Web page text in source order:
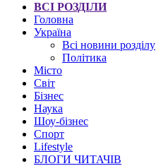
ВСІ РОЗДІЛИ
Головна
Україна
Всі новини розділу
Політика
Місто
Світ
Бізнес
Наука
Шоу-бізнес
Спорт
Lifestyle
БЛОГИ ЧИТАЧІВ